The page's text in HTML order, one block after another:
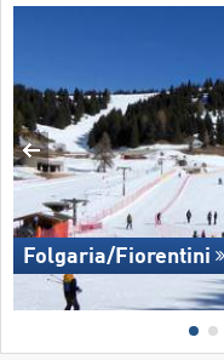
Folgaria/​Fiorentini